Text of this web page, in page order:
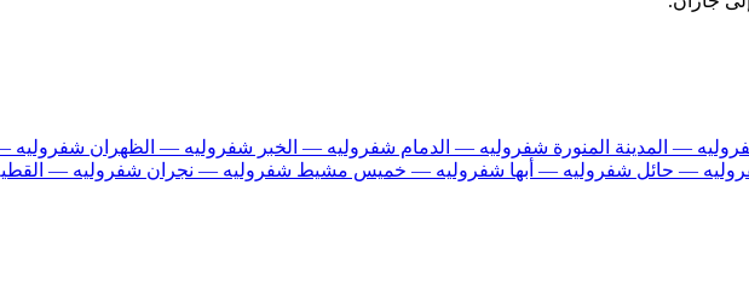
— المدينة المنورة شفروليه — الدمام شفروليه — الخبر شفروليه — الظهران شفروليه
— حائل شفروليه — أبها شفروليه — خميس مشيط شفروليه — نجران شفروليه —